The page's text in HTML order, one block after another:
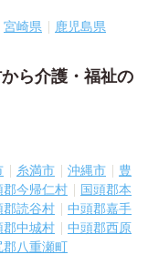
宮崎県 鹿児島県
ら介護・福祉の
糸満市 沖縄市
豊
郡今帰仁村
国頭郡本
郡読谷村
中頭郡嘉手
郡中城村
中頭郡西原
郡八重瀬町